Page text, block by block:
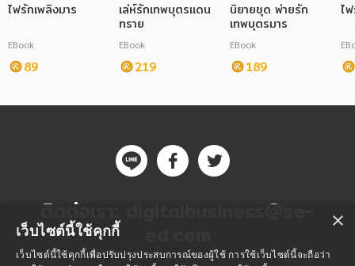
ไฟรักเพลิงมาร
EBook
89
เล่ห์รักเทพบุตรแดน
ทราย
EBook
219
นิยายชุด พ่ายรัก
เทพบุตรมาร
EBook
189
ไ
ติดต่อเรา: digitalbusiness@se- ×
เว็บไซต์นี้ใช้คุกกี้
เว็บไซต์นี้ใช้คุกกี้เพื่อปรับปรุงประสบการณ์ของผู้ใช้ การใช้เว็บไซต์นี้จะถือว่า